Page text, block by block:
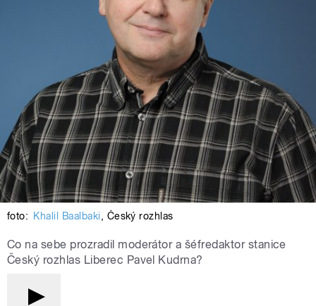
foto: Khalil Baalbaki, Český rozhlas
Co na sebe prozradil moderátor a šéfredaktor stanice
Český rozhlas Liberec Pavel Kudrna?